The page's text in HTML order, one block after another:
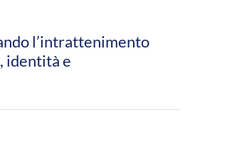
l’intrattenimento
identità e